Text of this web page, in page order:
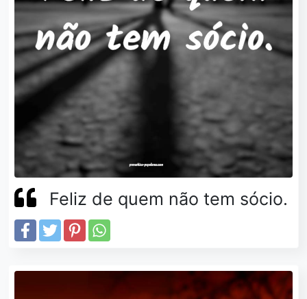
Feliz de quem não tem sócio.